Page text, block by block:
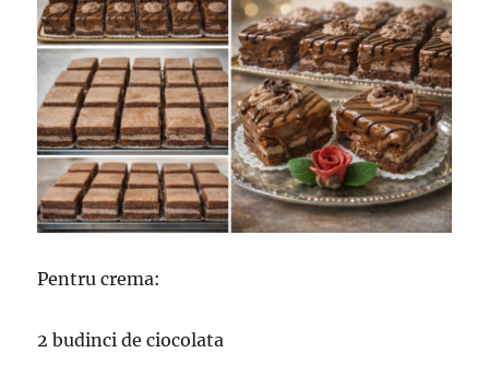
Pentru crema:
2 budinci de ciocolata